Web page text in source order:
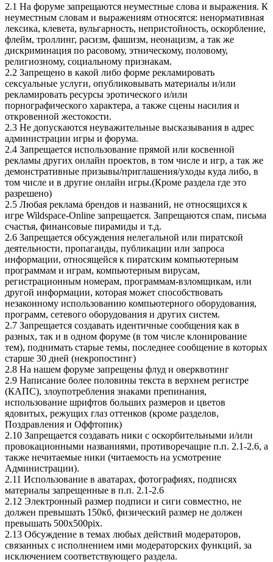
2.1 На форуме запрещаются неуместные слова и выражения. К
неуместным словам и выражениям относятся: ненормативная
лексика, клевета, вульгарность, непристойность, оскорбление,
флейм, троллинг, расизм, фашизм, неонацизм, а так же
дискриминация по расовому, этническому, половому,
религиозному, социальному признакам.
2.2 Запрещено в какой либо форме рекламировать
сексуальные услуги, опубликовывать материалы и/или
рекламировать ресурсы эротического и/или
порнографического характера, а также сцены насилия и
откровенной жестокости.
2.3 Не допускаются неуважительные высказывания в адрес
администрации игры и форума.
2.4 Запрещается использование прямой или косвенной
рекламы других онлайн проектов, в том числе и игр, а так же
демонстративные призывы/приглашения/уходы куда либо, в
том числе и в другие онлайн игры.(Кроме раздела где это
разрешено)
2.5 Любая реклама брендов и названий, не относящихся к
игре Wildspace-Online запрещается. Запрещаются спам, письма
счастья, финансовые пирамиды и т.д.
2.6 Запрещается обсуждения нелегальной или пиратской
деятельности, пропаганды, публикации или запроса
информации, относящейся к пиратским компьютерным
программам и играм, компьютерным вирусам,
регистрационным номерам, программам-взломщикам, или
другой информации, которая может способствовать
незаконному использованию компьютерного оборудования,
программ, сетевого оборудования и других систем.
2.7 Запрещается создавать идентичные сообщения как в
разных, так и в одном форуме (в том числе клонирование
тем), поднимать старые темы, последнее сообщение в которых
старше 30 дней (некропостинг)
2.8 На нашем форуме запрещены флуд и оверквотинг
2.9 Написание более половины текста в верхнем регистре
(КАПС), злоупотребления знаками препинания,
использование шрифтов больших размеров и цветов
ядовитых, режущих глаз оттенков (кроме разделов,
Поздравления и Оффтопик)
2.10 Запрещается создавать ники с оскорбительными и/или
провокационными названиями, противоречащие п.п. 2.1-2.6, а
также нечитаемые ники (читаемость на усмотрение
Администрации).
2.11 Использование в аватарах, фотографиях, подписях
материалы запрещенные в п.п. 2.1-2.6
2.12 Электронный размер подписи и сиги совместно, не
должен превышать 150кб, физический размер не должен
превышать 500х500pix.
2.13 Обсуждение в темах любых действий модераторов,
связанных с исполнением ими модераторских функций, за
исключением соответствующего раздела.